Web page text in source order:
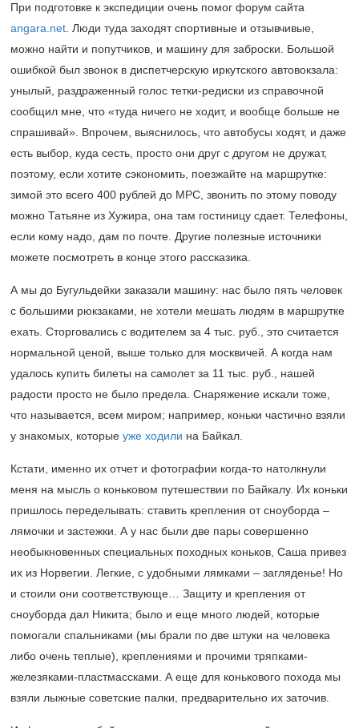
При подготовке к экспедиции очень помог форум сайта
angara.net. Люди туда заходят спортивные и отзывчивые,
можно найти и попутчиков, и машину для заброски. Большой
ошибкой был звонок в диспетчерскую иркутского автовокзала:
унылый, раздраженный голос тетки-редиски из справочной
сообщил мне, что «туда ничего не ходит, и вообще больше не
спрашивай». Впрочем, выяснилось, что автобусы ходят, и даже
есть выбор, куда сесть, просто они друг с другом не дружат,
поэтому, если хотите сэкономить, поезжайте на маршрутке:
зимой это всего 400 рублей до МРС, звонить по этому поводу
можно Татьяне из Хужира, она там гостиницу сдает. Телефоны,
если кому надо, дам по почте. Другие полезные источники
можете посмотреть в конце этого рассказика.
А мы до Бугульдейки заказали машину: нас было пять человек
с большими рюкзаками, не хотели мешать людям в маршрутке
ехать. Сторговались с водителем за 4 тыс. руб., это считается
нормальной ценой, выше только для москвичей. А когда нам
удалось купить билеты на самолет за 11 тыс. руб., нашей
радости просто не было предела. Снаряжение искали тоже,
что называется, всем миром; например, коньки частично взяли
у знакомых, которые уже ходили на Байкал.
Кстати, именно их отчет и фотографии когда-то натолкнули
меня на мысль о коньковом путешествии по Байкалу. Их коньки
пришлось переделывать: ставить крепления от сноуборда –
лямочки и застежки. А у нас были две пары совершенно
необыкновенных специальных походных коньков, Саша привез
их из Норвегии. Легкие, с удобными лямками – загляденье! Но
и стоили они соответствующе… Защиту и крепления от
сноуборда дал Никита; было и еще много людей, которые
помогали спальниками (мы брали по две штуки на человека
либо очень теплые), креплениями и прочими тряпками-
железяками-пластмассками. А еще для конькового похода мы
взяли лыжные советские палки, предварительно их заточив.